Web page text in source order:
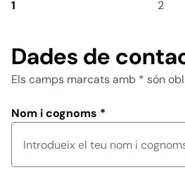
1 2
Dades de
Els camps marcats amb * són
Nom i cognoms *